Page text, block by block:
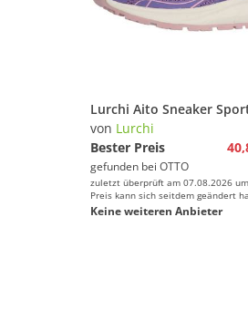
von Lurchi
Bester Preis
gefunden bei OTTO
zuletzt überprüft am 07.08.2026
Preis kann sich seitdem geändert
Keine weiteren Anbieter